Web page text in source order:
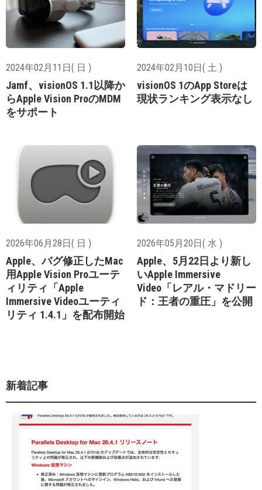
2024年02月11日( 日 )
Jamf、visionOS 1.1以降か
らApple Vision ProのMDM
をサポート
2024年02月10日( 土 )
visionOS 1のApp Storeは
現状ランキング表示なし
2026年06月28日( 日 )
Apple、バグ修正したMac
用Apple Vision Proユーテ
ィリティ「Apple
Immersive Videoユーティ
リティ 1.4.1」を配布開始
2026年05月20日( 水 )
Apple、5月22日より新し
いApple Immersive
Video「レアル・マドリー
ド：王者の重圧」を公開
新着記事